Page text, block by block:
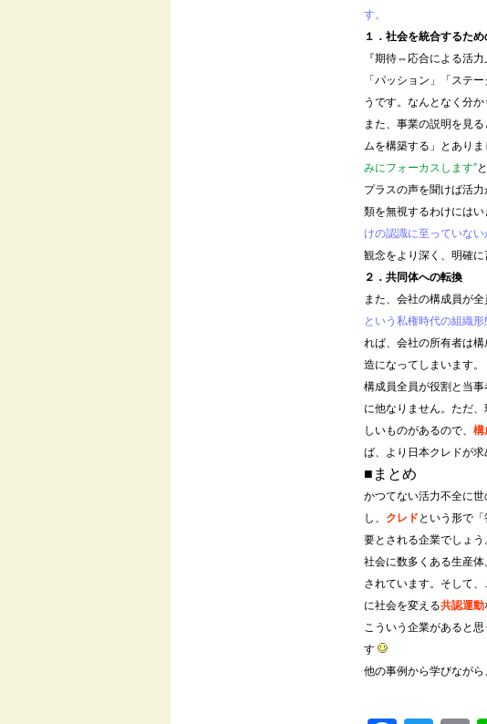
す。
１．社会を統合するた
『期待⇔応合による活
「パッション」「ステ
うです。なんとなく分
また、事業の説明を見
ムを構築する」とありま
みにフォーカスします”
プラスの声を聞けば活
類を無視するわけにはい
けの認識に至っていない
観念をより深く、明確に
２．共同体への転換
また、会社の構成員が
という私権時代の組織
れば、会社の所有者は
造になってしまいます。
構成員全員が役割と当
に他なりません。ただ
しいものがあるので、 構
ば、より日本クレドが求
■まとめ
かつてない活力不全に
し、 クレド という形で
要とされる企業でしょう
社会に数多くある生産
されています。そして
に社会を変える共認運動
こういう企業があると
す
他の事例から学びなが